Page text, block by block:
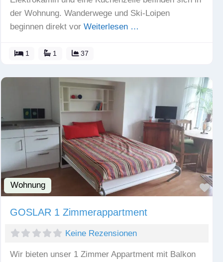
der Wohnung. Wanderwege und Ski-Loipen
beginnen direkt vor Weiterlesen …
1 1 37
Wohnung
GOSLAR 1 Zimmerappartment
Keine Rezensionen
Wir bieten unser 1 Zimmer Appartment mit Balkon